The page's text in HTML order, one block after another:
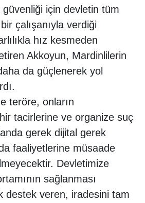
için devletin tüm
çalışanıyla verdiği
hız kesmeden
Akkoyun, Mardinlilerin
da güçlenerek yol
teröre, onların
tacirlerine ve organize suç
gerek dijital gerek
faaliyetlerine müsaade
Devletimize
sağlanması
destek veren, iradesini tam